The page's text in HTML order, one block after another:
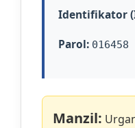
Identifikator
Parol: 016458
Manzil: